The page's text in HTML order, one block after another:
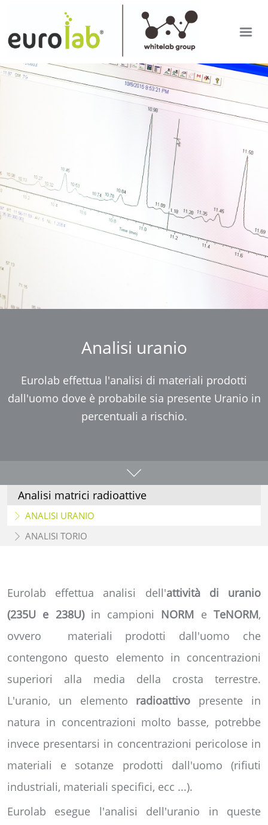
EUROLAB
Mostra versione desktop
EN
Analisi uranio
Eurolab effettua l'analisi di materiali prodotti
dall'uomo dove è probabile sia presente Uranio in
percentuali a rischio.
Analisi matrici radioattive
ANALISI URANIO
ANALISI TORIO
Eurolab effettua analisi dell'attività di uranio
(235U e 238U) in campioni NORM eTeNORM,
ovvero materiali prodotti dall'uomo che
contengono questo elemento in concentrazioni
superiori alla media della crosta terrestre.
L'uranio, un elemento radioattivo presente in
natura in concentrazioni molto basse, potrebbe
invece presentarsi in concentrazioni pericolose in
materiali e sotanze prodotti dall'uomo (rifiuti
industriali, materiali specifici, ecc ...).
Eurolab esegue l'analisi dell'uranio in queste